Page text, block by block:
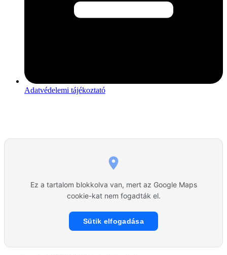
Adatvédelemi tájékoztató
Ez a tartalom blokkolva van, mert az Google Maps
cookie-kat nem fogadták el.
Sütik elfogadása